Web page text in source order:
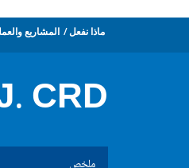
ماذا نفعل المشاريع
CRD.